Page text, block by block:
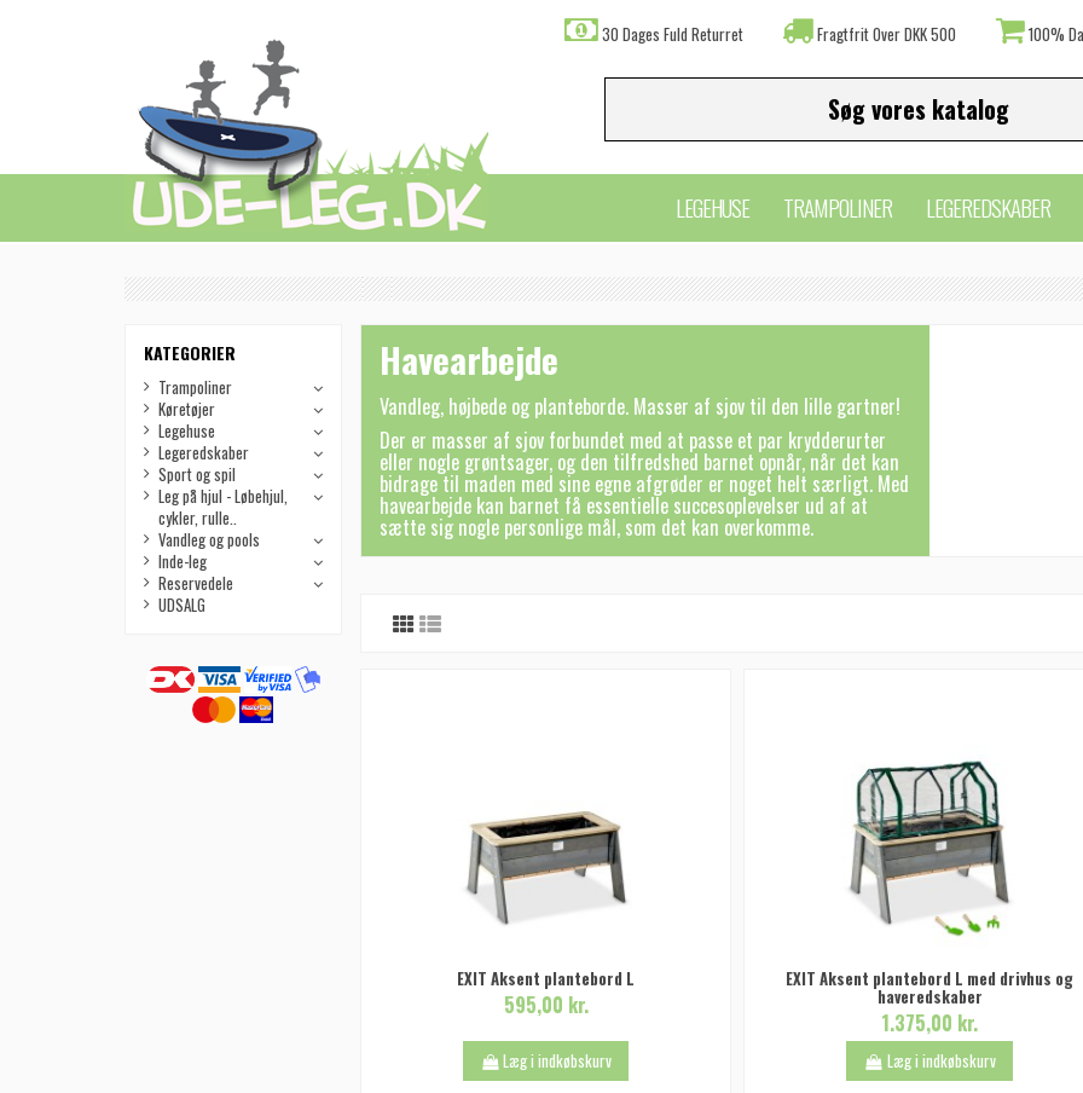
30 Dages Fuld Returret Fragtfrit Over DKK 500
100%
LEGEHUSE TRAMPOLINER LEGEREDSKABER
Havearbejde
Vandleg, højbede og planteborde. Masser af sjov til den lille gartner!
Der er masser af sjov forbundet med at passe et par krydderurter
eller nogle grøntsager, og den tilfredshed barnet opnår, når det kan
bidrage til maden med sine egne afgrøder er noget helt særligt. Med
havearbejde kan barnet få essentielle succesoplevelser ud af at
sætte sig nogle personlige mål, som det kan overkomme.
EXIT Aksent plantebord L
595,00 kr.
Læg i indkøbskurv
EXIT Aksent plantebord L med drivhus og
haveredskaber
1.375,00 kr.
Læg i indkøbskurv
KATEGORIER
Trampoliner
Køretøjer
Legehuse
Legeredskaber
Sport og spil
Leg på hjul - Løbehjul,
cykler, rulle..
Vandleg og pools
Inde-leg
Reservedele
UDSALG